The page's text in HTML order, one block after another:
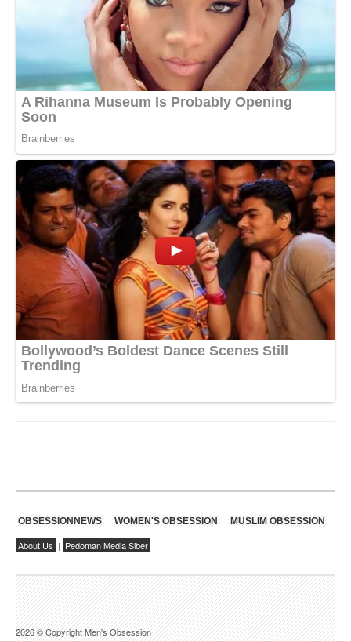
OBSESSIONNEWS WOMEN'S OBSESSION MUSLIM OBSESSION
About Us | Pedoman Media Siber
2026 © Copyright Men's Obsession